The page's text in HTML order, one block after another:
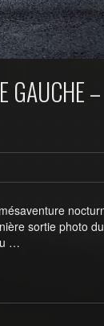
GAUCHE
sortie photo
…